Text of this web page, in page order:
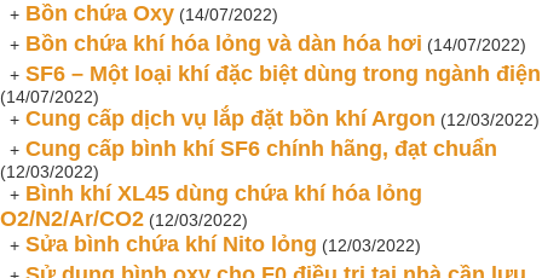
+ Bồn chứa Oxy (14/07/2022)
+ Bồn chứa khí hóa lỏng và dàn hóa hơi (14/07/2022)
+ SF6 – Một loại khí đặc biệt dùng trong ngành điện
(14/07/2022)
+ Cung cấp dịch vụ lắp đặt bồn khí Argon (12/03/2022)
+ Cung cấp bình khí SF6 chính hãng, đạt chuẩn
(12/03/2022)
+ Bình khí XL45 dùng chứa khí hóa lỏng
O2/N2/Ar/CO2 (12/03/2022)
+ Sửa bình chứa khí Nito lỏng (12/03/2022)